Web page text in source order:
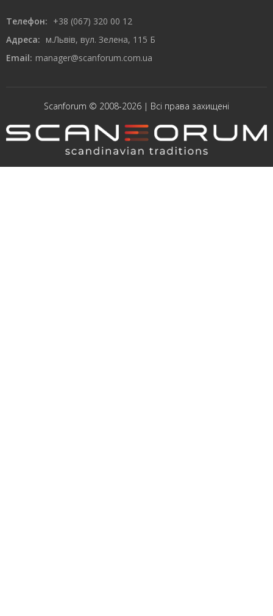
Телефон: +38 (067) 320 00 12
Адреса: м.Львів, вул. Зелена, 115 Б
Email: manager@scanforum.com.ua
Scanforum © 2008-2026 | Всі права захищені